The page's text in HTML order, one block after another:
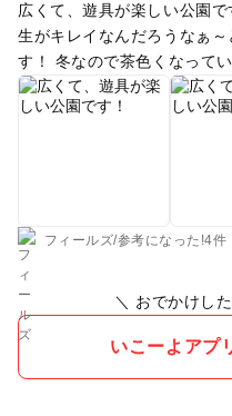
広くて、遊具が楽しい公園
生がキレイなんだろうなぁ
す！ 冬なので茶色くなって
る感じがしました（*^_^*） 長い滑り台あり、木製遊具あり
の、楽しい公園です。広い
フィールズ/参考になった!4件
＼ おでかけし
いこーよアプ